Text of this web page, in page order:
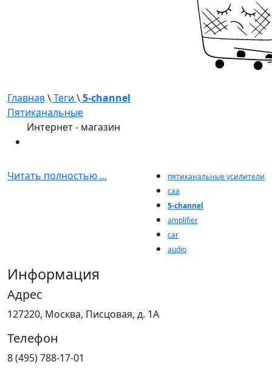
Главная \Теги \5-channel
Пятиканальные
Интернет - магазин
пятиканальные усилители
caa
5-channel
amplifier
car
audio
Читать полностью ...
Информация
Адрес
127220, Москва, Писцовая, д. 1А
Телефон
8 (495) 788-17-01